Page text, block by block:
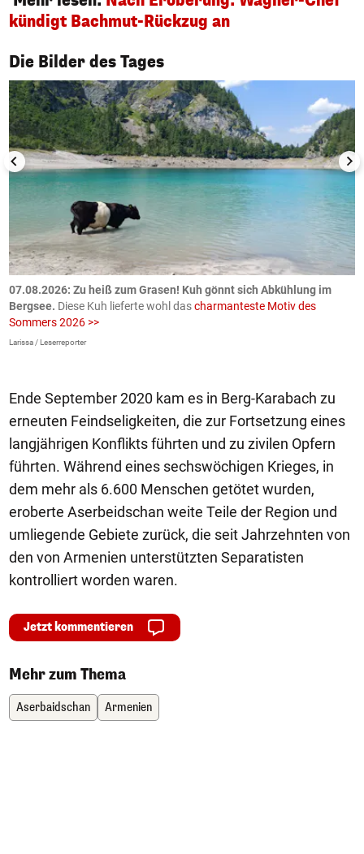
kündigt Bachmut-Rückzug an
Die Bilder des Tages
1/50
07.08.2026: Zu heiß zum Grasen! Kuh gönnt sich Abkühlung im
Bergsee. Diese Kuh lieferte wohl dascharmanteste Motiv des
Sommers 2026 >>
Larissa / Leserreporter
Ende September 2020 kam es in Berg-Karabach zu
erneuten Feindseligkeiten, die zur Fortsetzung eines
langjährigen Konflikts führten und zu zivilen Opfern
führten. Während eines sechswöchigen Krieges, in
dem mehr als 6.600 Menschen getötet wurden,
eroberte Aserbeidschan weite Teile der Region und
umliegende Gebiete zurück, die seit Jahrzehnten von
den von Armenien unterstützten Separatisten
kontrolliert worden waren.
Jetzt kommentieren
Mehr zum Thema
Aserbaidschan Armenien